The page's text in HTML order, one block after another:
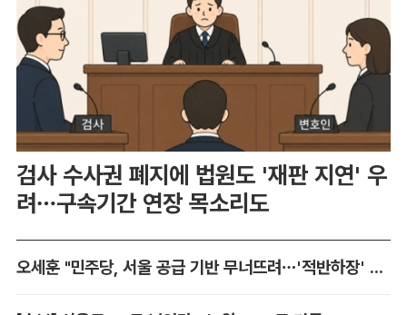
검사 수사권 폐지에 법원도 '재판 지연' 우
려…구속기간 연장 목소리도
오세훈 "민주당, 서울 공급 기반 무너뜨려…'적반하장' 도 넘어"